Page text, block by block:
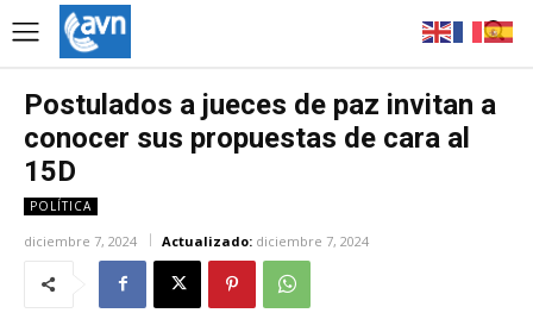
Postulados a jueces de paz invitan a
conocer sus propuestas de cara al
15D
POLÍTICA
diciembre 7, 2024 Actualizado: diciembre 7, 2024